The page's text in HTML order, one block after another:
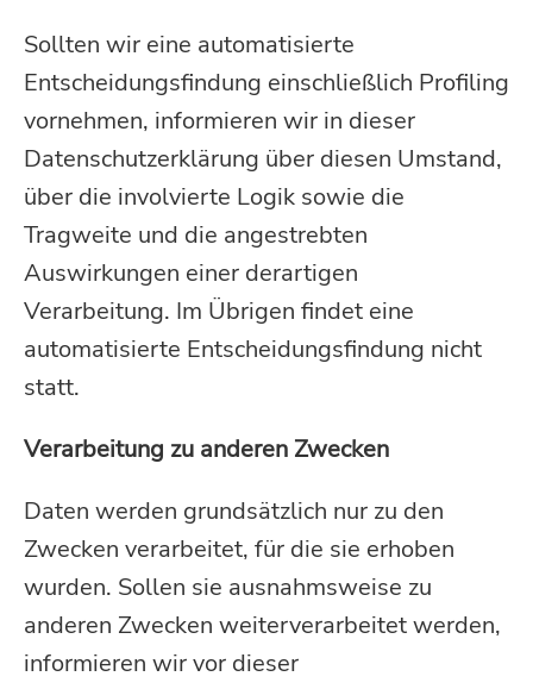
Sollten wir eine automatisierte
Entscheidungsfindung einschließlich Profiling
vornehmen, informieren wir in dieser
Datenschutzerklärung über diesen Umstand,
über die involvierte Logik sowie die
Tragweite und die angestrebten
Auswirkungen einer derartigen
Verarbeitung. Im Übrigen findet eine
automatisierte Entscheidungsfindung nicht
statt.
Verarbeitung zu anderen Zwecken
Daten werden grundsätzlich nur zu den
Zwecken verarbeitet, für die sie erhoben
wurden. Sollen sie ausnahmsweise zu
anderen Zwecken weiterverarbeitet werden,
informieren wir vor dieser